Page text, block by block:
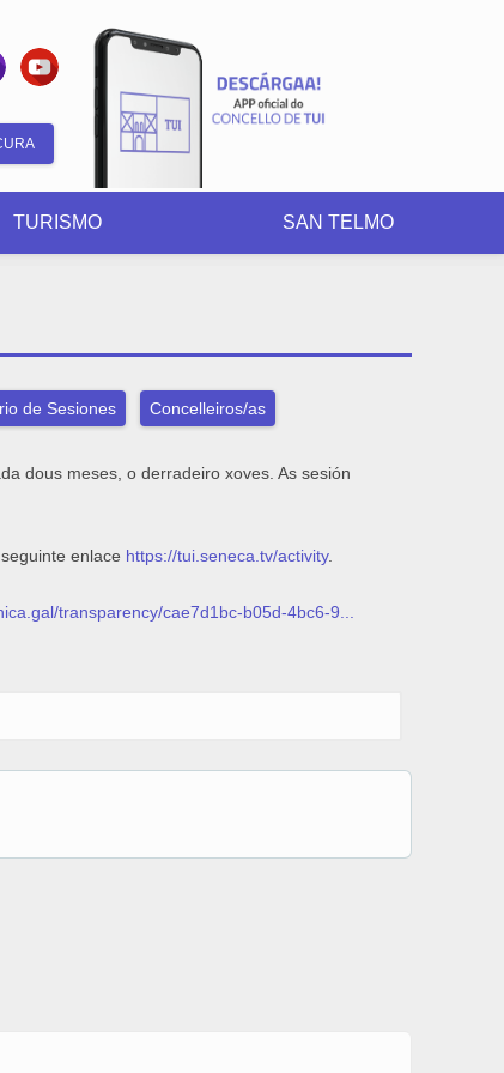
Formulario
de
busca
TURISMO SAN TELMO
de Sesiones Concelleiros/as
dous meses, o derradeiro xoves. As sesión
enlace https://tui.seneca.tv/activity.
transparency/cae7d1bc-b05d-4bc6-9...